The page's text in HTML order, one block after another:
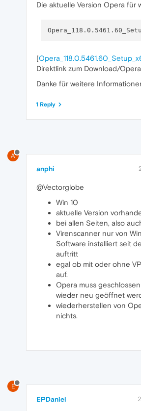
Die aktuelle Version Opera für
[
Direktlink zum Download/
Danke für weitere
1 Reply
A
anphi
@Vectorglobe
Win 10
aktuelle Version
bei allen Seiten, also
Virenscanner nur von
Software installiert seit
auftritt
egal ob mit oder ohne
auf.
Opera muss
wieder neu geöffnet
wiederherstellen von
nichts.
E
EPDaniel